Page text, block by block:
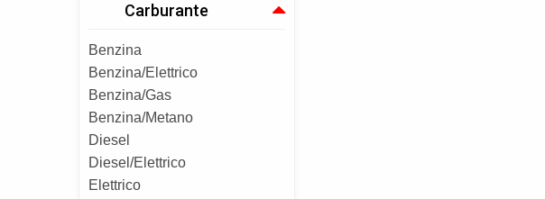
Carburante
Benzina
Benzina/Elettrico
Benzina/Gas
Benzina/Metano
Diesel
Diesel/Elettrico
Elettrico